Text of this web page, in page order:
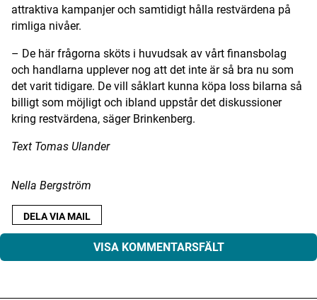
attraktiva kampanjer och samtidigt hålla restvärdena på
rimliga nivåer.
– De här frågorna sköts i huvudsak av vårt finansbolag
och handlarna upplever nog att det inte är så bra nu som
det varit tidigare. De vill såklart kunna köpa loss bilarna så
billigt som möjligt och ibland uppstår det diskussioner
kring restvärdena, säger Brinkenberg.
Text Tomas Ulander
Nella Bergström
DELA VIA MAIL
VISA KOMMENTARSFÄLT